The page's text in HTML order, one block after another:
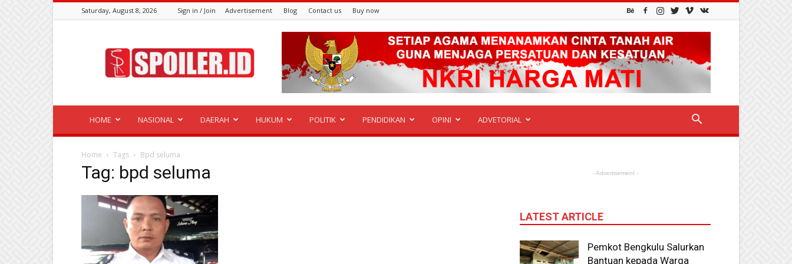
Saturday, August 8, 2026 Sign in / Join Advertisement Blog Contact us Buy now
HOME NASIONAL DAERAH HUKUM POLITIK PENDIDIKAN OPINI ADVETORIAL
Home Tags Bpd seluma
Tag: bpd seluma - Advertisement -
LATEST ARTICLE
Pemkot Bengkulu Salurkan
Bantuan kepada Warga